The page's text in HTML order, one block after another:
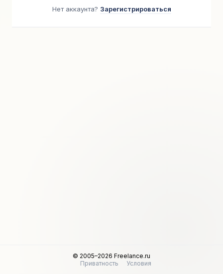
Нет аккаунта? Зарегистрироваться
© 2005–2026 Freelance.ru
Приватность
Условия